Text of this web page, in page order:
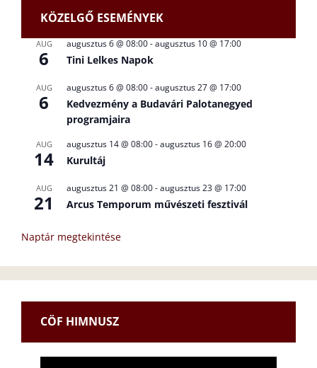
KÖZELGŐ ESEMÉNYEK
AUG
6
augusztus 6 @ 08:00-augusztus 10 @ 17:00
Tini Lelkes Napok
AUG
6
augusztus 6 @ 08:00-augusztus 27 @ 17:00
Kedvezmény a Budavári Palotanegyed
programjaira
AUG
14
augusztus 14 @ 08:00-augusztus 16 @ 20:00
Kurultáj
AUG
21
augusztus 21 @ 08:00-augusztus 23 @ 17:00
Arcus Temporum művészeti fesztivál
Naptár megtekintése
CÖF HIMNUSZ